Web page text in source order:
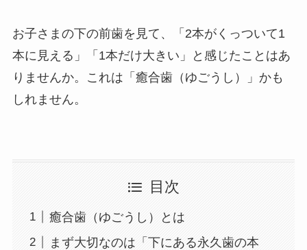
お子さまの下の前歯を見て、「2本がくっついて1
本に見える」「1本だけ大きい」と感じたことはあ
りませんか。これは「癒合歯（ゆごうし）」かも
しれません。
目次
癒合歯（ゆごうし）とは
まず大切なのは「下にある永久歯の本